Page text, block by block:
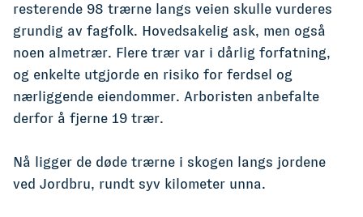
resterende 98 trærne langs veien skulle vurderes
grundig av fagfolk. Hovedsakelig ask, men også
noen almetrær. Flere trær var i dårlig forfatning,
og enkelte utgjorde en risiko for ferdsel og
nærliggende eiendommer. Arboristen anbefalte
derfor å fjerne 19 trær.
Nå ligger de døde trærne i skogen langs jordene
ved Jordbru, rundt syv kilometer unna.